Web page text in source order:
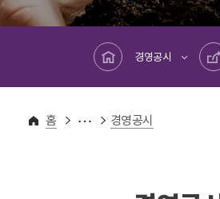
메인페이지로 바로가기
경영공시
공유하기
홈
열린경영
경영공시 경영공시